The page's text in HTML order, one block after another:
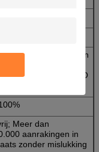
Film de regelbare van
(1.1mm) +Top ITO
+Bottom ITO
Meer dan
aanrakingen in
zonder mislukking